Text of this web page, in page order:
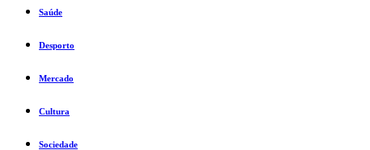
Saúde
Desporto
Mercado
Cultura
Sociedade